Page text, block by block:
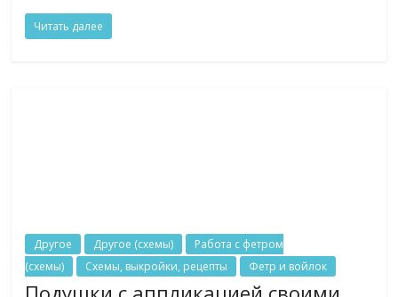
Читать далее
Другое Другое (схемы)
Работа с фетром
(схемы)
Схемы, выкройки, рецепты Фетр и войлок